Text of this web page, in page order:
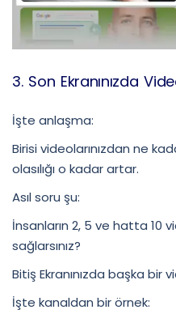
3. Son Ekranınızda
İşte anlaşma:
Birisi videolarınızdan ne
olasılığı o kadar artar.
Asıl soru şu:
İnsanların 2, 5 ve hatta 10
sağlarsınız?
Bitiş Ekranınızda başka bir
İşte kanaldan bir örnek: